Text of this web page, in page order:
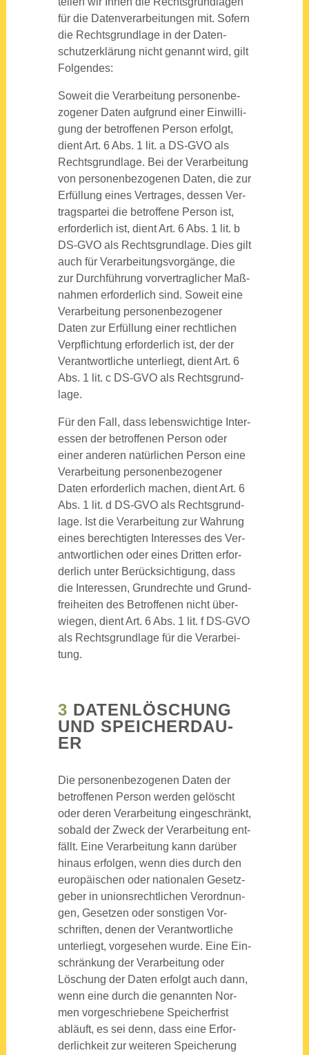
für die Daten­ver­ar­bei­tun­gen mit. Sofern
die Rechts­grund­la­ge in der Daten­
schutz­er­klä­rung nicht genannt wird, gilt
Fol­gen­des:
Soweit die Ver­ar­bei­tung per­so­nen­be­
zo­ge­ner Daten auf­grund einer Ein­wil­li­
gung der betrof­fe­nen Per­son erfolgt,
dient Art. 6 Abs. 1 lit. a DS-GVO als
Rechts­grund­la­ge. Bei der Ver­ar­bei­tung
von per­so­nen­be­zo­ge­nen Daten, die zur
Erfül­lung eines Ver­tra­ges, des­sen Ver­
trags­par­tei die betrof­fe­ne Per­son ist,
erfor­der­lich ist, dient Art. 6 Abs. 1 lit. b
DS-GVO als Rechts­grund­la­ge. Dies gilt
auch für Ver­ar­bei­tungs­vor­gän­ge, die
zur Durch­füh­rung vor­ver­trag­li­cher Maß­
nah­men erfor­der­lich sind. Soweit eine
Ver­ar­bei­tung per­so­nen­be­zo­ge­ner
Daten zur Erfül­lung einer recht­li­chen
Ver­pflich­tung erfor­der­lich ist, der der
Ver­ant­wort­li­che unter­liegt, dient Art. 6
Abs. 1 lit. c DS-GVO als Rechts­grund­
la­ge.
Für den Fall, dass lebens­wich­ti­ge Inter­
es­sen der betrof­fe­nen Per­son oder
einer ande­ren natür­li­chen Per­son eine
Ver­ar­bei­tung per­so­nen­be­zo­ge­ner
Daten erfor­der­lich machen, dient Art. 6
Abs. 1 lit. d DS-GVO als Rechts­grund­
la­ge. Ist die Ver­ar­bei­tung zur Wah­rung
eines berech­tig­ten Inter­es­ses des Ver­
ant­wort­li­chen oder eines Drit­ten erfor­
der­lich unter Berück­sich­ti­gung, dass
die Inter­es­sen, Grund­rech­te und Grund­
frei­hei­ten des Betrof­fe­nen nicht über­
wie­gen, dient Art. 6 Abs. 1 lit. f DS-GVO
als Rechts­grund­la­ge für die Ver­ar­bei­
tung.
3 DATEN­LÖ­SCHUNG
UND SPEI­CHER­DAU­
ER
Die per­so­nen­be­zo­ge­nen Daten der
betrof­fe­nen Per­son wer­den gelöscht
oder deren Ver­ar­bei­tung ein­ge­schränkt,
sobald der Zweck der Ver­ar­bei­tung ent­
fällt. Eine Ver­ar­bei­tung kann dar­über
hin­aus erfol­gen, wenn dies durch den
euro­päi­schen oder natio­na­len Gesetz­
ge­ber in uni­ons­recht­li­chen Ver­ord­nun­
gen, Geset­zen oder sons­ti­gen Vor­
schrif­ten, denen der Ver­ant­wort­li­che
unter­liegt, vor­ge­se­hen wur­de. Eine Ein­
schrän­kung der Ver­ar­bei­tung oder
Löschung der Daten erfolgt auch dann,
wenn eine durch die genann­ten Nor­
men vor­ge­schrie­be­ne Spei­cher­frist
abläuft, es sei denn, dass eine Erfor­
der­lich­keit zur wei­te­ren Spei­che­rung